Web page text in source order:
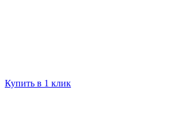
Купить в 1 клик